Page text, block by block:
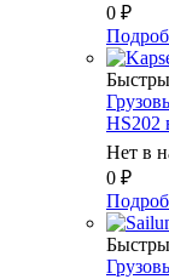
0 ₽
HS202
Нет в
0 ₽